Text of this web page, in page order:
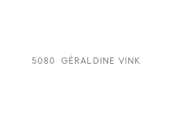
5080 GÉRALDINE VINK